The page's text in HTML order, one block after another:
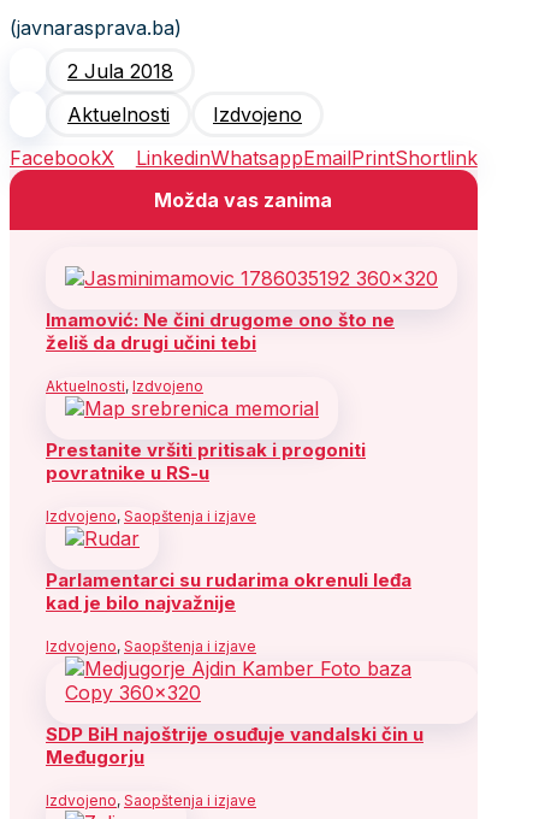
(javnarasprava.ba)
2 Jula 2018
Aktuelnosti
Izdvojeno
FacebookX LinkedinWhatsappEmailPrintShortlink
Možda vas zanima
Imamović: Ne čini drugome ono što ne
želiš da drugi učini tebi
Aktuelnosti, Izdvojeno
Prestanite vršiti pritisak i progoniti
povratnike u RS-u
Izdvojeno, Saopštenja i izjave
Parlamentarci su rudarima okrenuli leđa
kad je bilo najvažnije
Izdvojeno, Saopštenja i izjave
SDP BiH najoštrije osuđuje vandalski čin u
Međugorju
Izdvojeno, Saopštenja i izjave